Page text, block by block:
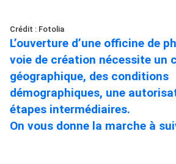
Crédit : Fotolia
L’ouverture d’une officine de
voie de création nécessite un
géographique, des conditions
démographiques, une
étapes intermédiaires.
On vous donne la marche à